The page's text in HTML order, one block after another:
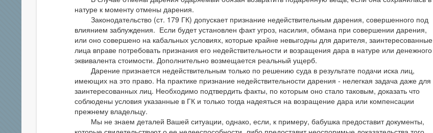
натуре к моменту отмены дарения.
Законодательство (ст. 179 ГК) допускает признание недействительным дарения, совершенного под
влиянием заблуждения. Если будет установлен факт угроз, насилия, обмана при совершении дарения,
или оно совершено на кабальных условиях, которые крайне невыгодны для дарителя, заинтересованные
лица вправе потребовать признания его недействительности и возращения дара в натуре или денежного
эквивалента стоимости. Дополнительно возмещается реальный ущерб.
Дарение признается недействительным только по решению суда в результате подачи иска лиц,
имеющих на это право. На практике признание недействительности дарения - нелегкая задача даже для
заинтересованных лиц. Необходимо подтвердить факты, по которым оно стало таковым, доказать что
соблюдены условия указанные в ГК и только тогда надеяться на возращение дара или компенсации
прежнему владельцу.
Мы не знаем деталей Вашей ситуации, однако, если, к примеру, бабушка предоставит документы,